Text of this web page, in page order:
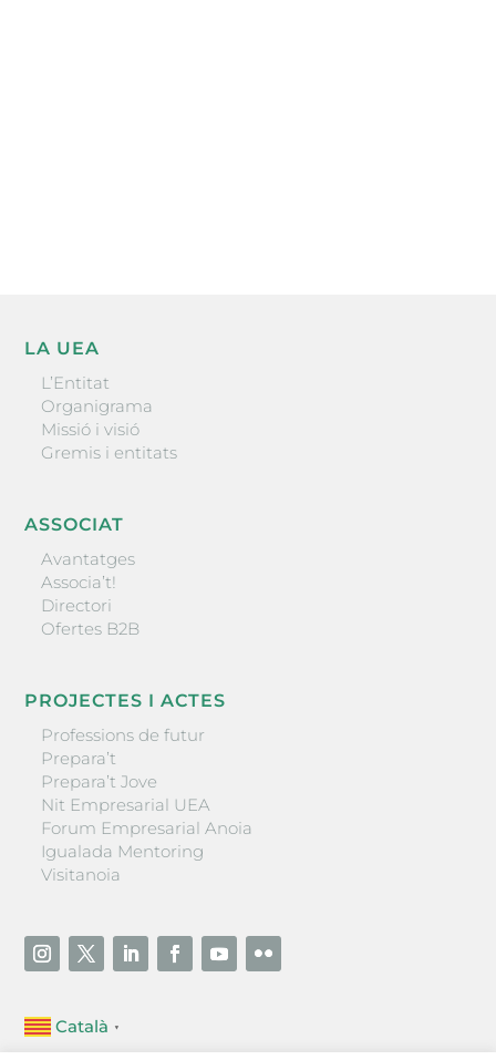
LA UEA
L’Entitat
Organigrama
Missió i visió
Gremis i entitats
ASSOCIAT
Avantatges
Associa’t!
Directori
Ofertes B2B
PROJECTES I ACTES
Professions de futur
Prepara’t
Prepara’t Jove
Nit Empresarial UEA
Forum Empresarial Anoia
Igualada Mentoring
Visitanoia
Català ▼